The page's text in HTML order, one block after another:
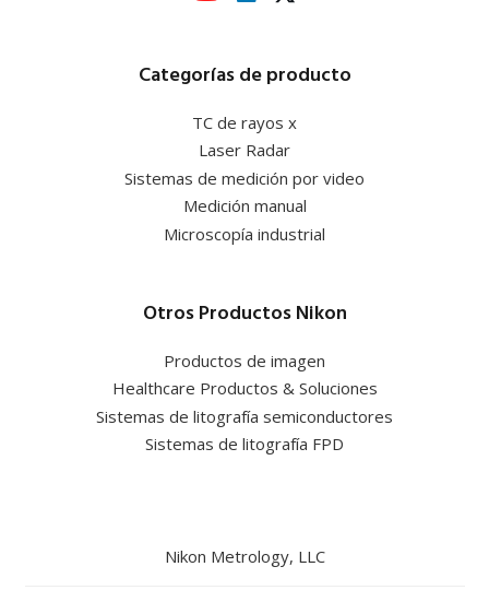
Categorías de producto
TC de rayos x
Laser Radar
Sistemas de medición por video
Medición manual
Microscopía industrial
Otros Productos Nikon
Productos de imagen
Healthcare Productos & Soluciones
Sistemas de litografía semiconductores
Sistemas de litografía FPD
Nikon Metrology, LLC